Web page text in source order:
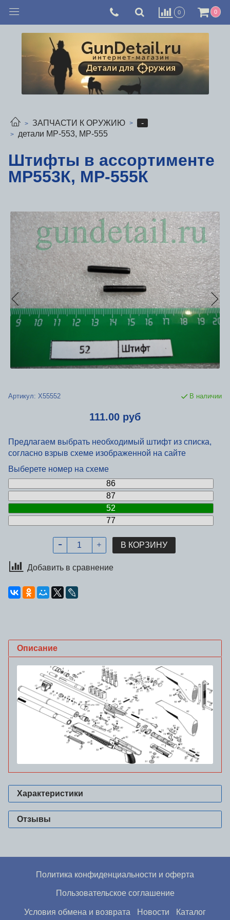
0 0
ЗАПЧАСТИ К ОРУЖИЮ
-
детали МР-553, МР-555
Штифты в ассортименте
МР553К, МР-555К
Артикул: Х55552 В наличии
111.00 руб
Предлагаем выбрать необходимый штифт из списка,
согласно взрыв схеме изображенной на сайте
Выберете номер на схеме
86
87
52
77
В КОРЗИНУ
Добавить в сравнение
Описание
Характеристики
Отзывы
Политика конфиденциальности и оферта
Пользовательское соглашение
Условия обмена и возврата Новости Каталог